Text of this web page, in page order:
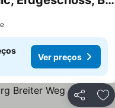
Ver preços
Partilhar